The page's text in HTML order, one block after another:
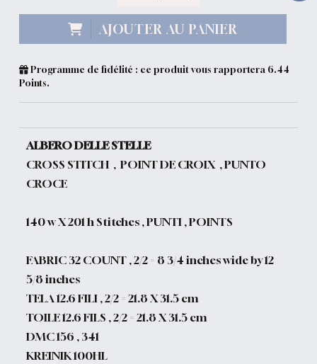
AJOUTER AU PANIER
Programme de fidélité : ce produit vous rapportera 6.44
Points.
ALBERO DELLE STELLE
CROSS STITCH , POINT DE CROIX , PUNTO
CROCE
140 w X 201 h Stitches , PUNTI , POINTS
FABRIC 32 COUNT , 2/2 = 8 3/4 inches wide by 12
5/8 inches
TELA 12.6 FILI , 2/2 = 21.8 X 31.5 cm
TOILE 12.6 FILS , 2/2 = 21.8 X 31.5 cm
DMC 156 , 341
KREINIK 100HL